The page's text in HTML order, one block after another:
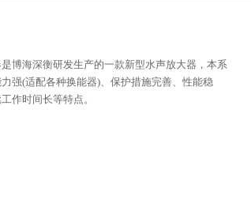
博海深衡研发生产的一款新型水声放大器，本系
强(适配各种换能器)、保护措施完善、性能稳
作时间长等特点。